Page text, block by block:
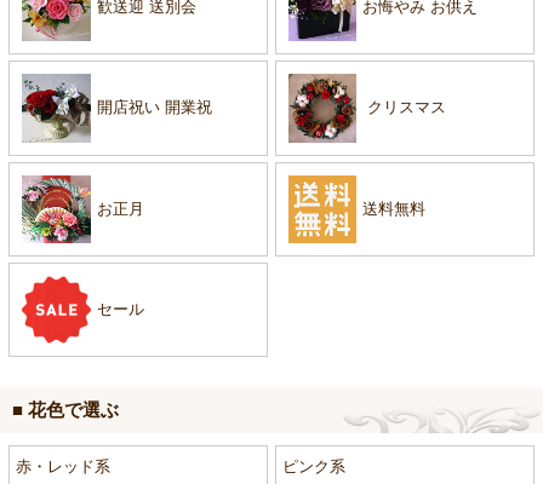
歓送迎 送別会 お悔やみ お供え
開店祝い 開業祝 クリスマス
お正月 送料無料
セール
■ 花色で選ぶ
赤・レッド系 ピンク系